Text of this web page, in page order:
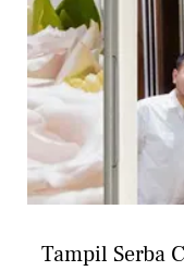
Tampil Serba